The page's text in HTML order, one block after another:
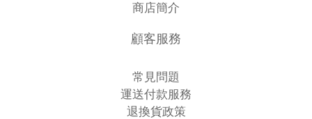
商店簡介
顧客服務
常見問題
運送付款服務
退換貨政策